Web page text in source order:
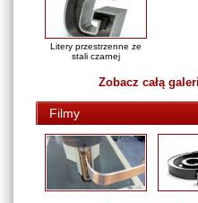
Litery przestrzenne ze
stali czarnej
Zobacz całą
Filmy